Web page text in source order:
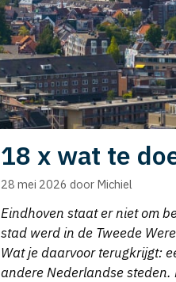
18 x wat te
28 mei 2026 door Michiel
Eindhoven staat er niet om
stad werd in de Tweede
Wat je daarvoor terugkrijgt:
andere Nederlandse